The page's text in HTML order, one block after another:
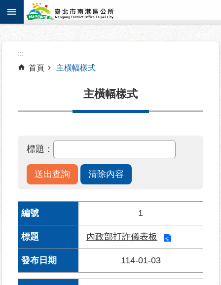
跳到主要內容區塊
進
階
搜
南
民
服
務
:::
首頁
主橫幅樣式
主橫幅樣式
標題：
1
內政部打詐儀表板
114-01-03